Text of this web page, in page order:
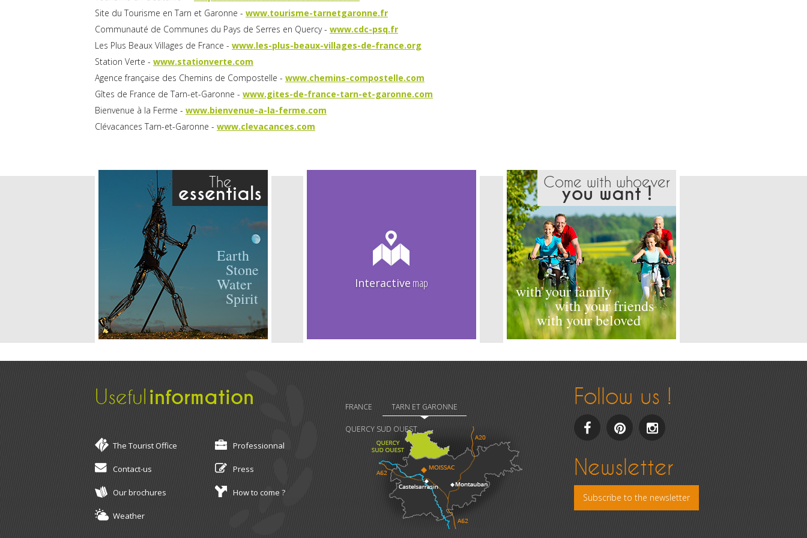
Site du Tourisme en Tarn et Garonne - www.tourisme-tarnetgaronne.fr
Communauté de Communes du Pays de Serres en Quercy - www.cdc-psq.fr
Les Plus Beaux Villages de France - www.les-plus-beaux-villages-de-france.org
Station Verte - www.stationverte.com
Agence française des Chemins de Compostelle - www.chemins-compostelle.com
Gîtes de France de Tarn-et-Garonne - www.gites-de-france-tarn-et-garonne.com
Bienvenue à la Ferme - www.bienvenue-a-la-ferme.com
Clévacances Tarn-et-Garonne - www.clevacances.com
The
essentials
Earth
Stone
Water
Spirit
Interactive map
Come with whoever
you want !
with your family
with your friends
with your beloved
Usefulinformation
The Tourist Office Professionnal
Contact-us Press
Our brochures How to come ?
Weather
FRANCE TARN ET GARONNE
QUERCY SUD OUEST
Follow us !
facebookpinterest
Newsletter
Subscribe to the newsletter